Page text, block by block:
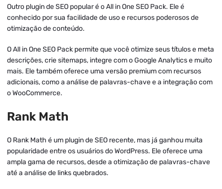
Outro plugin de SEO popular é o All in One SEO Pack. Ele é
conhecido por sua facilidade de uso e recursos poderosos de
otimização de conteúdo.
O All in One SEO Pack permite que você otimize seus títulos e meta
descrições, crie sitemaps, integre com o Google Analytics e muito
mais. Ele também oferece uma versão premium com recursos
adicionais, como a análise de palavras-chave e a integração com
o WooCommerce.
Rank Math
O Rank Math é um plugin de SEO recente, mas já ganhou muita
popularidade entre os usuários do WordPress. Ele oferece uma
ampla gama de recursos, desde a otimização de palavras-chave
até a análise de links quebrados.